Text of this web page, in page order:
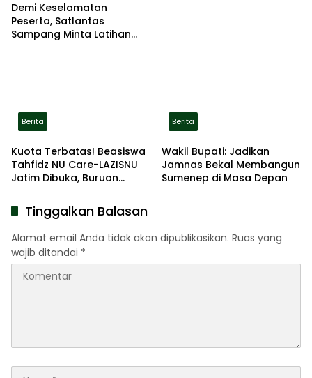
Demi Keselamatan
Peserta, Satlantas
Sampang Minta Latihan
Berita
Kuota Terbatas! Beasiswa
Tahfidz NU Care-LAZISNU
Jatim Dibuka, Buruan
Berita
Wakil Bupati: Jadikan
Jamnas Bekal Membangun
Sumenep di Masa Depan
Tinggalkan Balasan
Alamat email Anda tidak akan dipublikasikan. Ruas yang
wajib ditandai *